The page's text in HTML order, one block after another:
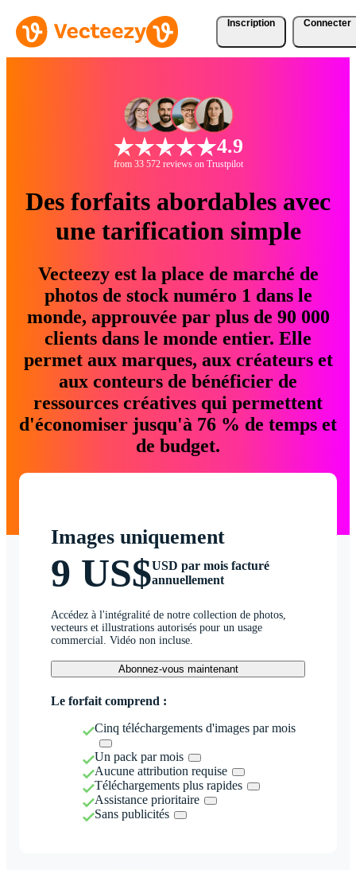
Inscription Connecter
4.9
from 33 572 reviews on Trustpilot
Des forfaits abordables avec
une tarification simple
Vecteezy est la place de marché de
photos de stock numéro 1 dans le
monde, approuvée par plus de 90 000
clients dans le monde entier. Elle
permet aux marques, aux créateurs et
aux conteurs de bénéficier de
ressources créatives qui permettent
d'économiser jusqu'à 76 % de temps et
de budget.
Images uniquement
9 US$USD par mois facturé
annuellement
Accédez à l'intégralité de notre collection de photos,
vecteurs et illustrations autorisés pour un usage
commercial. Vidéo non incluse.
Abonnez-vous maintenant
Le forfait comprend :
Cinq téléchargements d'images par mois
Un pack par mois
Aucune attribution requise
Téléchargements plus rapides
Assistance prioritaire
Sans publicités